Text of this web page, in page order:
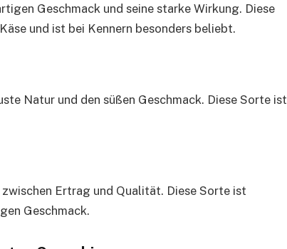
Geschmack und seine starke Wirkung. Diese
und ist bei Kennern besonders beliebt.
Natur und den süßen Geschmack. Diese Sorte ist
Ertrag und Qualität. Diese Sorte ist
Geschmack.